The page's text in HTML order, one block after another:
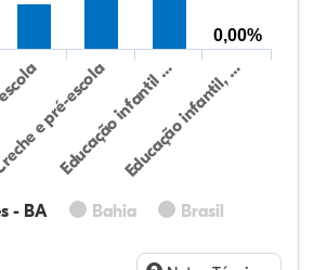
- BA Bahia Brasil
e pré-escola
Educação infantil …Educação infantil, …
0,00%